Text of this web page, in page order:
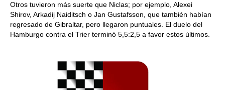
Otros tuvieron más suerte que Niclas; por ejemplo, Alexei
Shirov, Arkadij Naiditsch o Jan Gustafsson, que también habían
regresado de Gibraltar, pero llegaron puntuales. El duelo del
Hamburgo contra el Trier terminó 5,5:2,5 a favor estos últimos.